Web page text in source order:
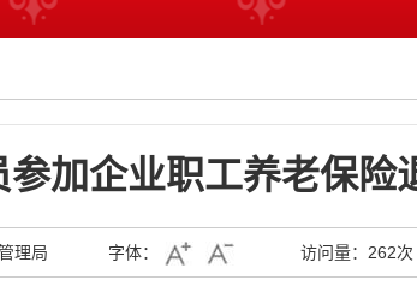
加企业职工养老保险
理局 字体： 访问量： 262次